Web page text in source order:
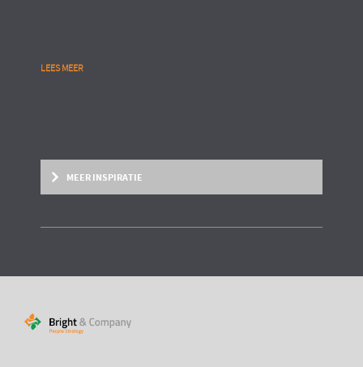
LEES MEER
BRIGHT PAPER
MEER INSPIRATIE